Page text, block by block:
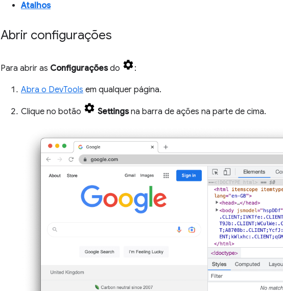
Atalhos
Abrir configurações
Para abrir as Configuraçõesdo :
Abra o DevTools em qualquer página.
Clique no botão Settingsna barra de ações na parte de cima.